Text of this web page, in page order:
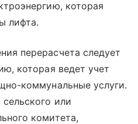
которая
лифта.
перерасчета следует
которая ведет учет
коммунальные услуги.
или
комитета,